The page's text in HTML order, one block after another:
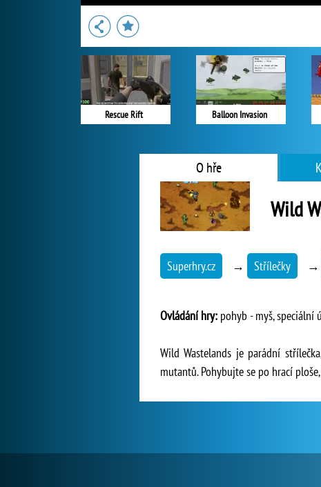
Rescue Rift Balloon Invasion
O hře
Wild
Superhry.cz → Střílečky →
Ovládání hry: pohyb - myš, speciální
Wild Wastelands je parádní
mutantů. Pohybujte se po hrací